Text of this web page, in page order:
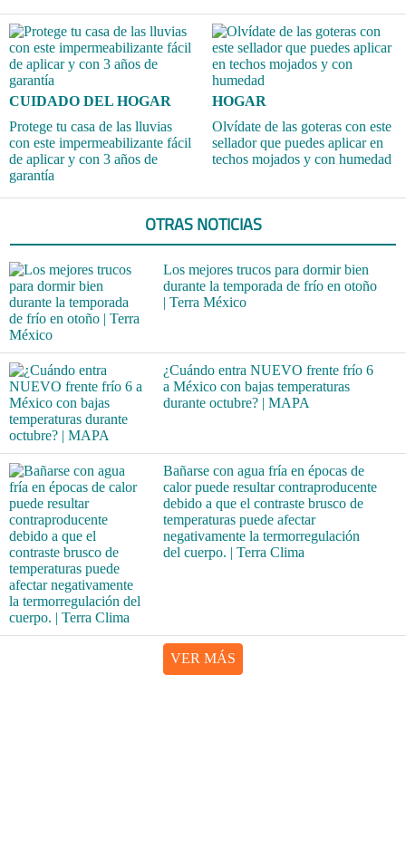
CUIDADO DEL HOGAR
Protege tu casa de las lluvias
con este impermeabilizante fácil
de aplicar y con 3 años de
garantía
HOGAR
Olvídate de las goteras con este
sellador que puedes aplicar en
techos mojados y con humedad
OTRAS NOTICIAS
Los mejores trucos para dormir bien
durante la temporada de frío en otoño
| Terra México
¿Cuándo entra NUEVO frente frío 6
a México con bajas temperaturas
durante octubre? | MAPA
Bañarse con agua fría en épocas de
calor puede resultar contraproducente
debido a que el contraste brusco de
temperaturas puede afectar
negativamente la termorregulación
del cuerpo. | Terra Clima
VER MÁS